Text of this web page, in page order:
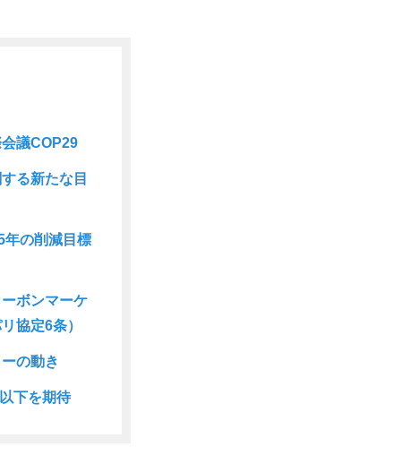
議COP29
る新たな目
の削減目標
ボンマーケ
協定6条）
の動き
下を期待